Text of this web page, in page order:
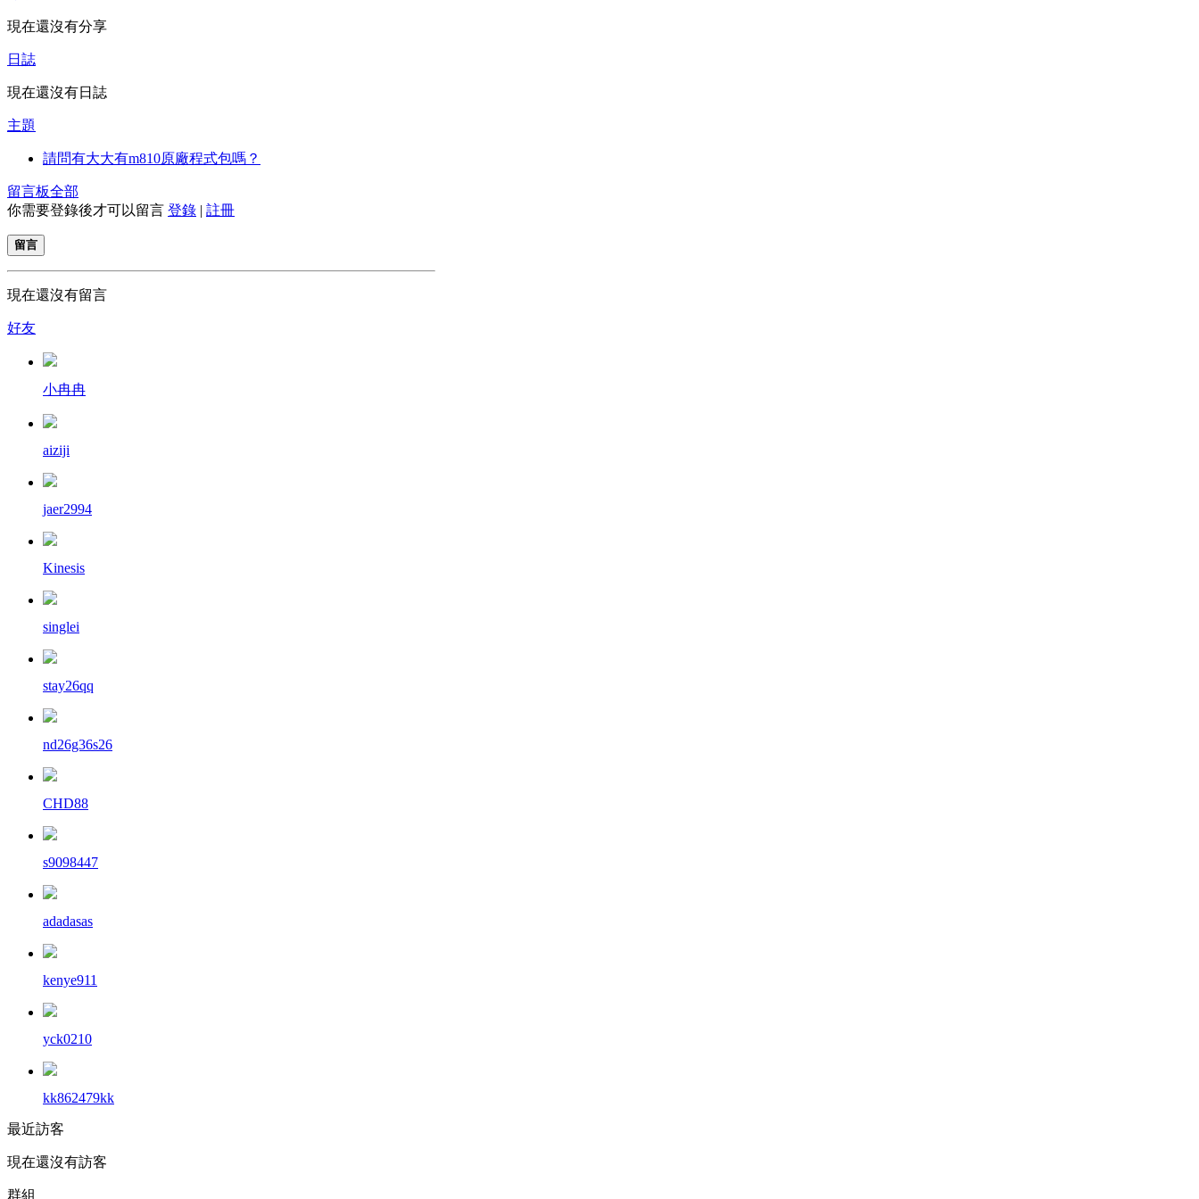
現在還沒有分享
日誌
現在還沒有日誌
主題
請問有大大有m810原廠程式包嗎？
留言板全部
你需要登錄後才可以留言 登錄 | 註冊
留言
現在還沒有留言
好友
小冉冉
aiziji
jaer2994
Kinesis
singlei
stay26qq
nd26g36s26
CHD88
s9098447
adadasas
kenye911
yck0210
kk862479kk
最近訪客
現在還沒有訪客
群組